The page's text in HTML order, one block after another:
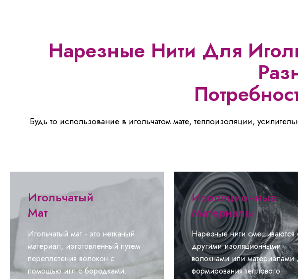
Нарезные Нити Для
Будь то использование в игольчатом мате, теплоизоляции,
Игольчатый
Мат
Игольчатый мат - это нетканый
материал, изготовленный путем
переплетения волокон с
помощью игл с бородками.
Изоляционные
Материалы
Нарезные нити смешиваются
другими изоляционными
волокнами или материалами
формирования теплового